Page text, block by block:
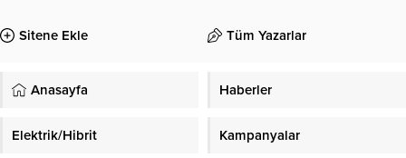
Sitene Ekle Tüm Yazarlar
Anasayfa Haberler
Elektrik/Hibrit Kampanyalar